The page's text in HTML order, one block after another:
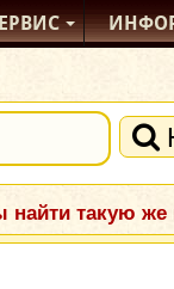
такую же